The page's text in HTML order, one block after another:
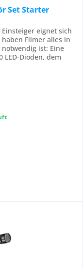
Set Starter
eignet sich
Filmer alles in
ist: Eine
LED-Dioden, dem
weiteren Zubehör